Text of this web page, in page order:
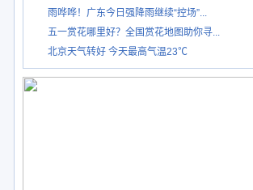
雨哗哗！广东今日强降雨继续“控场”...
五一赏花哪里好？全国赏花地图助你寻...
北京天气转好 今天最高气温23℃